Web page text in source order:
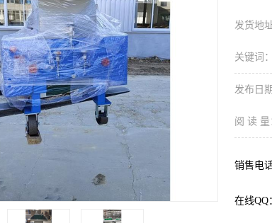
发货地址
关键词：
发布日期
阅 读 量
销售电话
在线QQ